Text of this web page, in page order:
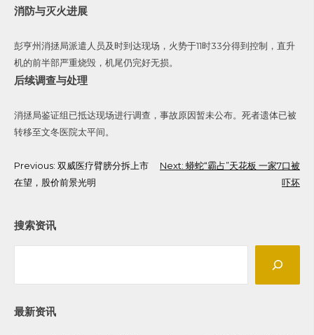
消防与灭火进展
彭亨州消拯局派遣人员及时到达现场，火势于11时33分得到控制，直升
机的前半部严重烧毁，机尾仍完好无损。
后续调查与处理
消拯局鉴证组已抵达现场进行调查，事故原因暂未公布。死者遗体已被
转移至文冬医院太平间。
Post
navigation
Previous: 双威医疗臂膀分拆上市
在望，股价前景光明
Next: 蟒蛇“霸占”天花板 一家7口被
吓坏
搜索资讯
最新资讯